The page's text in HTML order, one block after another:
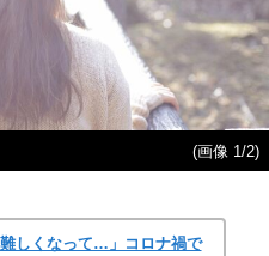
(画像 1/2)
難しくなって…」コロナ禍で